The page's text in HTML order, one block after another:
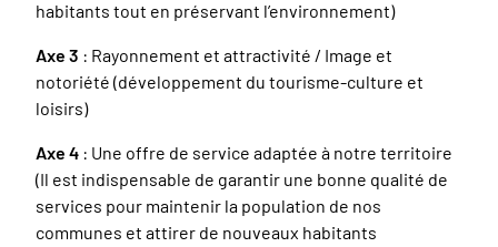
habitants tout en préservant l’environnement)
Axe 3 : Rayonnement et attractivité / Image et
notoriété (développement du tourisme-culture et
loisirs)
Axe 4 : Une offre de service adaptée à notre territoire
(Il est indispensable de garantir une bonne qualité de
services pour maintenir la population de nos
communes et attirer de nouveaux habitants